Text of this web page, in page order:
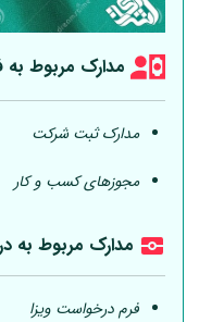
مدارک مربوط به
مدارک ثبت شرکت
مجوزهای کسب و کار
مدارک مربوط به
فرم درخواست ویزا